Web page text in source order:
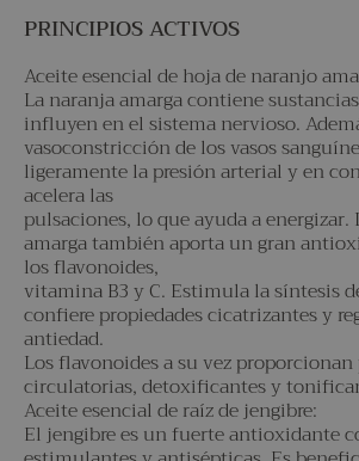
PRINCIPIOS ACTIVOS
Aceite esencial de hoja de naranjo
La naranja amarga contiene
influyen en el sistema nervioso.
vasoconstricción de los vasos
ligeramente la presión arterial y en
acelera las
pulsaciones, lo que ayuda a energizar.
amarga también aporta un gran
los flavonoides,
vitamina B3 y C. Estimula la síntesis
confiere propiedades cicatrizantes y
antiedad.
Los flavonoides a su vez
circulatorias, detoxificantes y
Aceite esencial de raíz de jengibre:
El jengibre es un fuerte antioxidante